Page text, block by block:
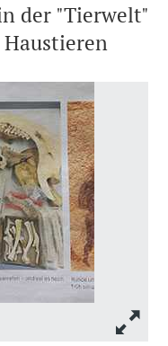
der "Tierwelt"